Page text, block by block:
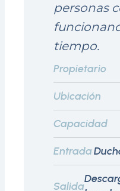
personas
tiempo.
Propietario
Ubicación
Capacidad
Entrada
Salida